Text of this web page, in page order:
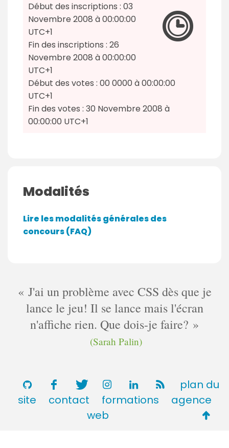
Début des inscriptions : 03
Novembre 2008 à 00:00:00
UTC+1
Fin des inscriptions : 26
Novembre 2008 à 00:00:00
UTC+1
Début des votes : 00 0000 à 00:00:00
UTC+1
Fin des votes : 30 Novembre 2008 à
00:00:00 UTC+1
Modalités
Lire les modalités générales des
concours (FAQ)
J'ai un problème avec CSS dès que je
lance le jeu! Il se lance mais l'écran
n'affiche rien. Que dois-je faire?
(Sarah Palin)
plan du
site
contact formations
agence
web